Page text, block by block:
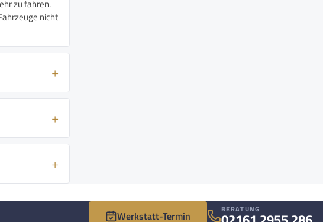
zu fahren.
nicht
Werkstatt-Termin
BERATUNG